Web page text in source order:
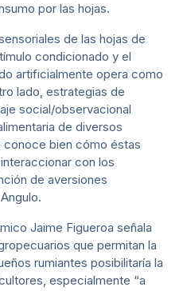
por las hojas.
de las hojas de
condicionado y el
artificialmente opera como
lado, estrategias de
social/observacional
de diversos
conoce bien cómo éstas
con los
de aversiones
Jaime Figueroa señala
que permitan la
rumiantes posibilitaría la
especialmente “a